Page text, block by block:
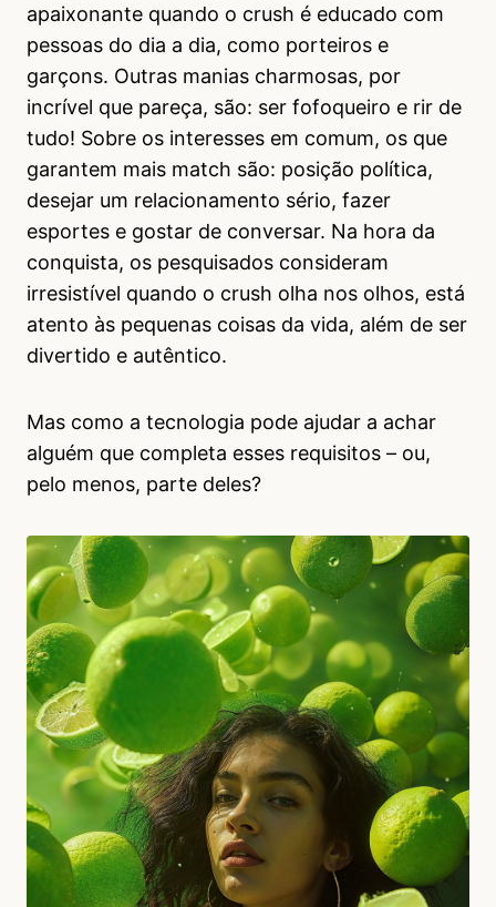
apaixonante quando o crush é educado com
pessoas do dia a dia, como porteiros e
garçons. Outras manias charmosas, por
incrível que pareça, são: ser fofoqueiro e rir de
tudo! Sobre os interesses em comum, os que
garantem mais match são: posição política,
desejar um relacionamento sério, fazer
esportes e gostar de conversar. Na hora da
conquista, os pesquisados consideram
irresistível quando o crush olha nos olhos, está
atento às pequenas coisas da vida, além de ser
divertido e autêntico.
Mas como a tecnologia pode ajudar a achar
alguém que completa esses requisitos – ou,
pelo menos, parte deles?